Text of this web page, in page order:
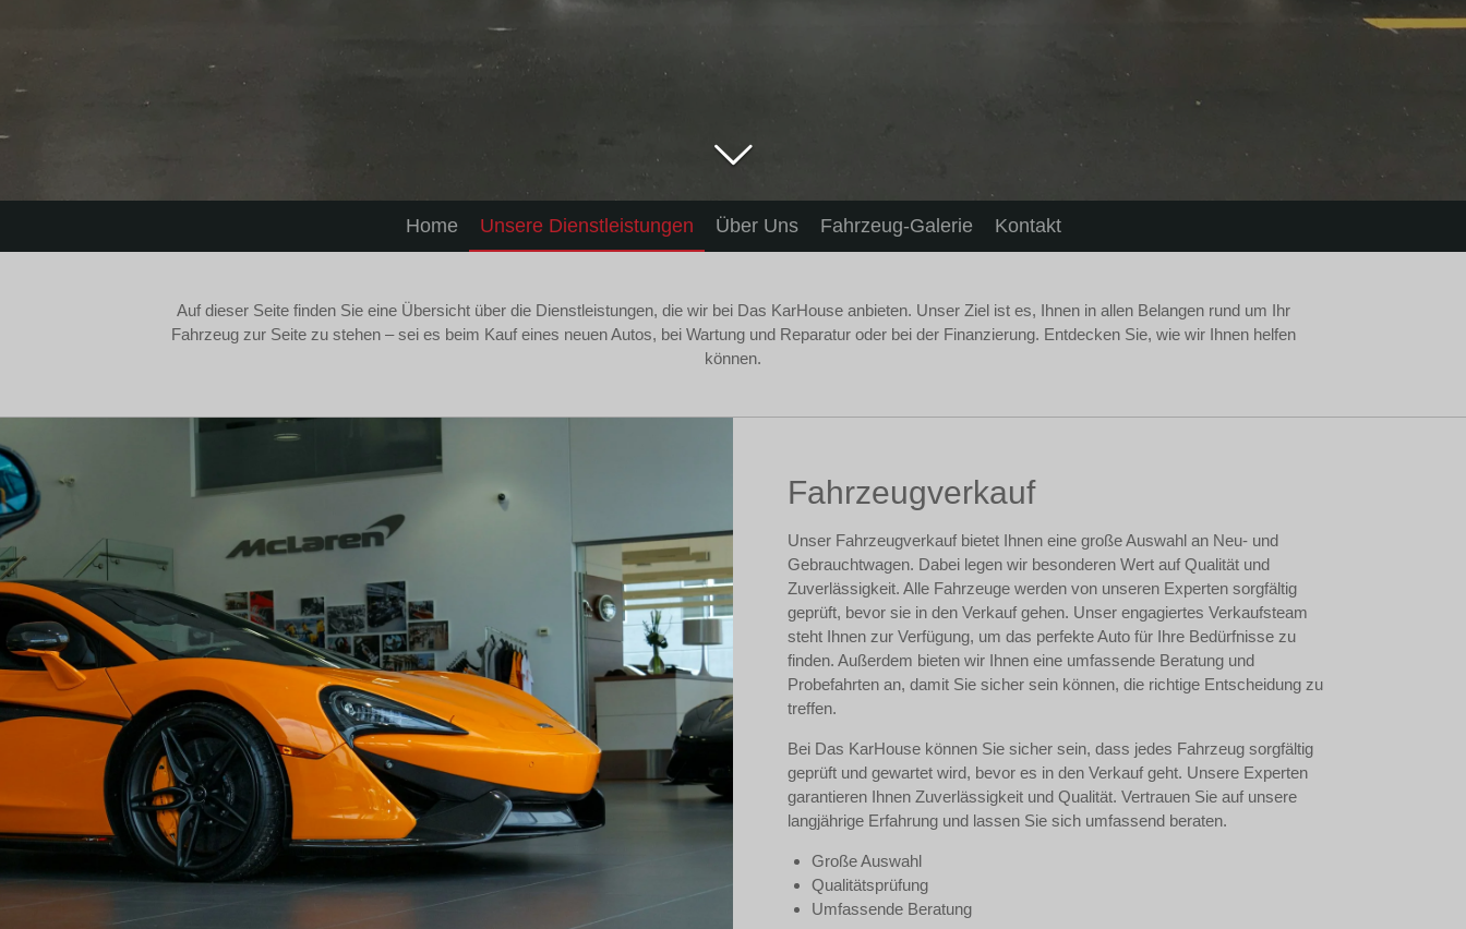
Home Unsere Dienstleistungen Über Uns Fahrzeug-Galerie Kontakt
Auf dieser Seite finden Sie eine Übersicht über die Dienstleistungen, die wir bei Das KarHouse anbieten. Unser Ziel ist es, Ihnen in allen Belangen rund um Ihr
Fahrzeug zur Seite zu stehen – sei es beim Kauf eines neuen Autos, bei Wartung und Reparatur oder bei der Finanzierung. Entdecken Sie, wie wir Ihnen helfen
können.
Fahrzeugverkauf
Unser Fahrzeugverkauf bietet Ihnen eine große Auswahl an Neu- und
Gebrauchtwagen. Dabei legen wir besonderen Wert auf Qualität und
Zuverlässigkeit. Alle Fahrzeuge werden von unseren Experten sorgfältig
geprüft, bevor sie in den Verkauf gehen. Unser engagiertes Verkaufsteam
steht Ihnen zur Verfügung, um das perfekte Auto für Ihre Bedürfnisse zu
finden. Außerdem bieten wir Ihnen eine umfassende Beratung und
Probefahrten an, damit Sie sicher sein können, die richtige Entscheidung zu
treffen.
Bei Das KarHouse können Sie sicher sein, dass jedes Fahrzeug sorgfältig
geprüft und gewartet wird, bevor es in den Verkauf geht. Unsere Experten
garantieren Ihnen Zuverlässigkeit und Qualität. Vertrauen Sie auf unsere
langjährige Erfahrung und lassen Sie sich umfassend beraten.
Große Auswahl
Qualitätsprüfung
Umfassende Beratung